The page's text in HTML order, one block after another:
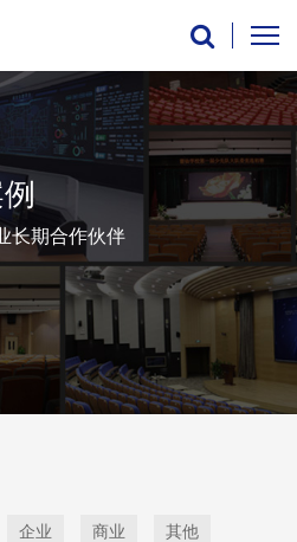
长期合作伙伴
企业 商业 其他